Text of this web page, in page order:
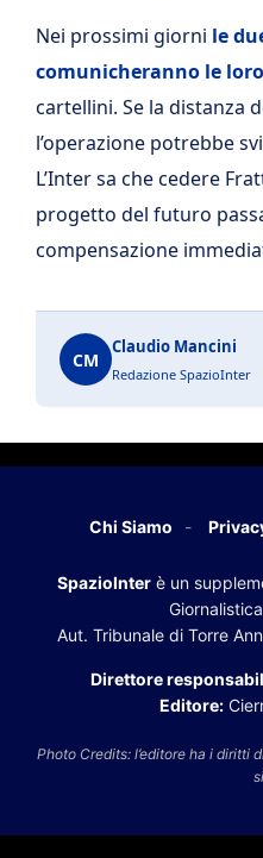
Nei prossimi giorni le
comunicheranno le
cartellini. Se la distanza
l’operazione potrebbe
L’Inter sa che cedere
progetto del futuro
compensazione
CM
Claudio Mancini
Redazione SpazioInter
Chi Siamo
SpazioInter è un
Aut. Tribunale di Torre
Direttore
Editore:
Photo Credits: l’editore ha i diritti